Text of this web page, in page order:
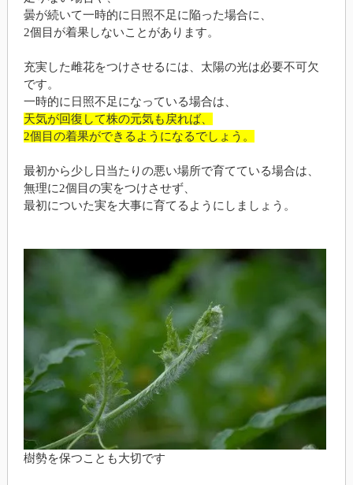
曇が続いて一時的に日照不足に陥った場合に、
2個目が着果しないことがあります。
充実した雌花をつけさせるには、太陽の光は必要不可欠
です。
一時的に日照不足になっている場合は、
天気が回復して株の元気も戻れば、
2個目の着果ができるようになるでしょう。
最初から少し日当たりの悪い場所で育てている場合は、
無理に2個目の実をつけさせず、
最初についた実を大事に育てるようにしましょう。
樹勢を保つことも大切です